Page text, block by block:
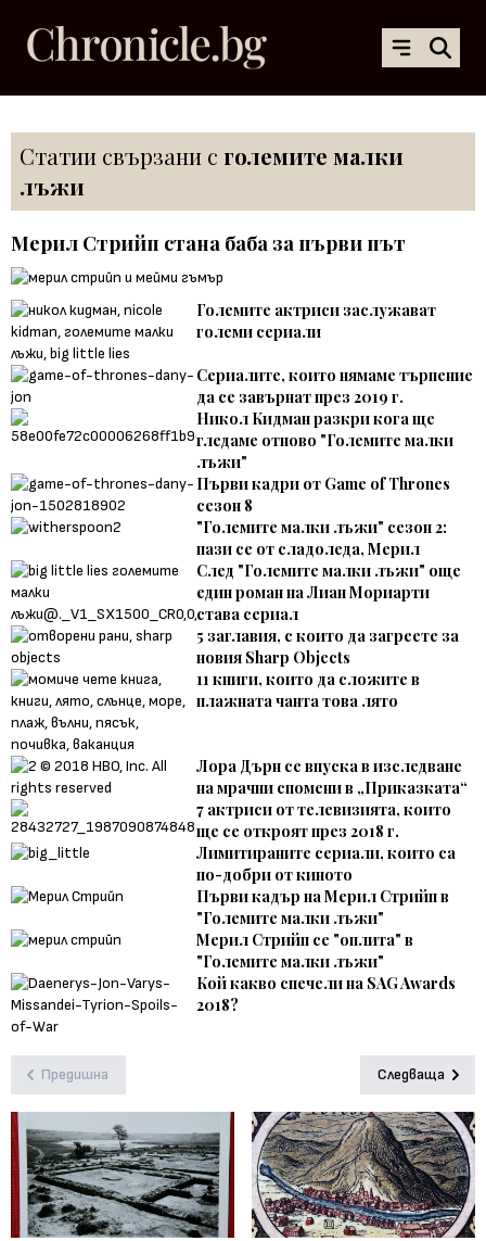
Статии свързани с големите малки
лъжи
Мерил Стрийп стана баба за първи път
Големите актриси заслужават
големи сериали
Сериалите, които нямаме търпение
да се завърнат през 2019 г.
Никол Кидман разкри кога ще
гледаме отново "Големите малки
лъжи"
Първи кадри от Game of Thrones
сезон 8
"Големите малки лъжи" сезон 2:
пази се от сладоледа, Мерил
След "Големите малки лъжи" още
един роман на Лиан Мориарти
става сериал
5 заглавия, с които да загреете за
новия Sharp Objects
11 книги, които да сложите в
плажната чанта това лято
Лора Дърн се впуска в изследване
на мрачни спомени в „Приказката“
7 актриси от телевизията, които
ще се откроят през 2018 г.
Лимитираните сериали, които са
по-добри от киното
Първи кадър на Мерил Стрийп в
"Големите малки лъжи"
Мерил Стрийп се "оплита" в
"Големите малки лъжи"
Кой какво спечели на SAG Awards
2018?
Предишна Следваща